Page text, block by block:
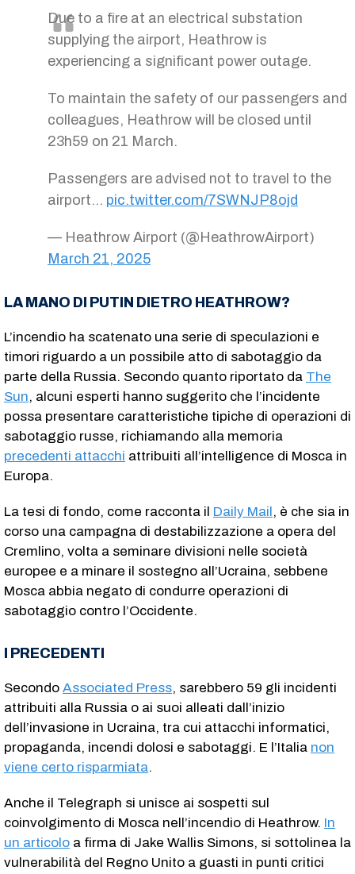
Due to a fire at an electrical substation
supplying the airport, Heathrow is
experiencing a significant power outage.
To maintain the safety of our passengers and
colleagues, Heathrow will be closed until
23h59 on 21 March.
Passengers are advised not to travel to the
airport… pic.twitter.com/7SWNJP8ojd
— Heathrow Airport (@HeathrowAirport)
March 21, 2025
LA MANO DI PUTIN DIETRO HEATHROW?
L’incendio ha scatenato una serie di speculazioni e
timori riguardo a un possibile atto di sabotaggio da
parte della Russia. Secondo quanto riportato da The
Sun, alcuni esperti hanno suggerito che l’incidente
possa presentare caratteristiche tipiche di operazioni di
sabotaggio russe, richiamando alla memoria
precedenti attacchi attribuiti all’intelligence di Mosca in
Europa.
La tesi di fondo, come racconta il Daily Mail, è che sia in
corso una campagna di destabilizzazione a opera del
Cremlino, volta a seminare divisioni nelle società
europee e a minare il sostegno all’Ucraina, sebbene
Mosca abbia negato di condurre operazioni di
sabotaggio contro l’Occidente.
I PRECEDENTI
Secondo Associated Press, sarebbero 59 gli incidenti
attribuiti alla Russia o ai suoi alleati dall’inizio
dell’invasione in Ucraina, tra cui attacchi informatici,
propaganda, incendi dolosi e sabotaggi. ​E l’Italia non
viene certo risparmiata.
Anche il Telegraph si unisce ai sospetti sul
coinvolgimento di Mosca nell’incendio di Heathrow. In
un articolo a firma di Jake Wallis Simons, si sottolinea la
vulnerabilità del Regno Unito a guasti in punti critici